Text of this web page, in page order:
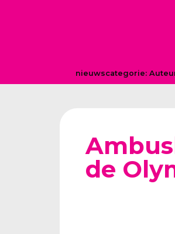
nieuwscategorie:
de